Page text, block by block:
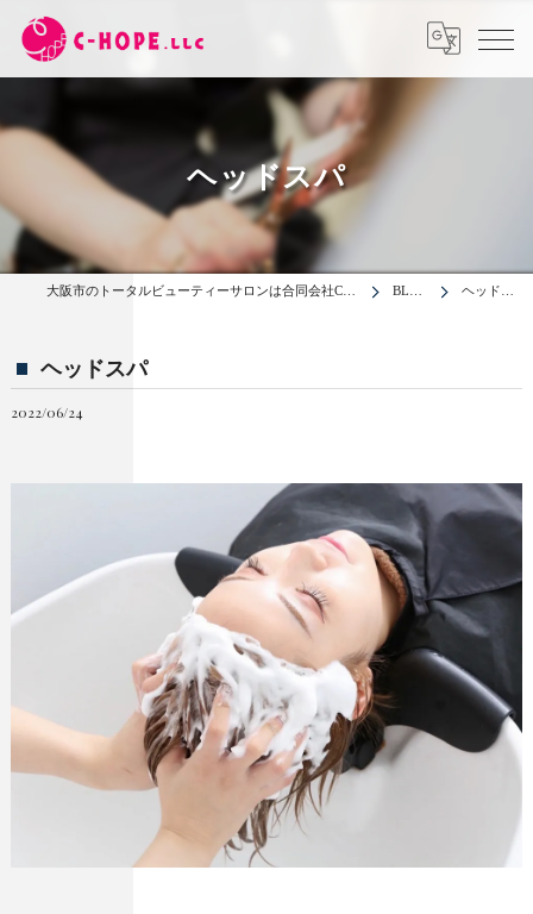
ヘッドスパ
大阪市のトータルビューティーサロンは合同会社C-HOPE BLOG ヘッドスパ
ヘッドスパ
2022/06/24